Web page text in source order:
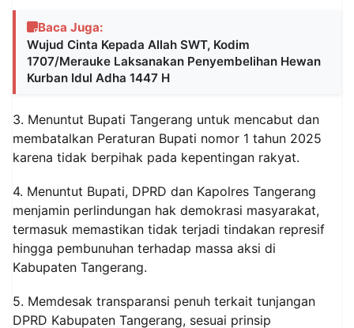
Baca Juga:
Wujud Cinta Kepada Allah SWT, Kodim
1707/Merauke Laksanakan Penyembelihan Hewan
Kurban Idul Adha 1447 H
3. Menuntut Bupati Tangerang untuk mencabut dan
membatalkan Peraturan Bupati nomor 1 tahun 2025
karena tidak berpihak pada kepentingan rakyat.
4. Menuntut Bupati, DPRD dan Kapolres Tangerang
menjamin perlindungan hak demokrasi masyarakat,
termasuk memastikan tidak terjadi tindakan represif
hingga pembunuhan terhadap massa aksi di
Kabupaten Tangerang.
5. Memdesak transparansi penuh terkait tunjangan
DPRD Kabupaten Tangerang, sesuai prinsip